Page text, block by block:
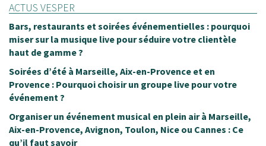
ACTUS VESPER
Bars, restaurants et soirées événementielles : pourquoi
miser sur la musique live pour séduire votre clientèle
haut de gamme ?
Soirées d’été à Marseille, Aix-en-Provence et en
Provence : Pourquoi choisir un groupe live pour votre
événement ?
Organiser un événement musical en plein air à Marseille,
Aix-en-Provence, Avignon, Toulon, Nice ou Cannes : Ce
qu’il faut savoir